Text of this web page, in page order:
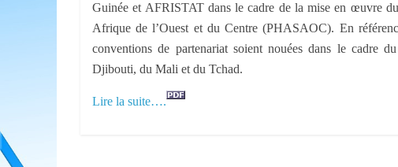
Guinée et AFRISTAT dans le cadre de la mise en œuvre
Afrique de l’Ouest et du Centre (PHASAOC). En
conventions de partenariat soient nouées dans le cadre
Djibouti, du Mali et du Tchad.
Lire la suite….